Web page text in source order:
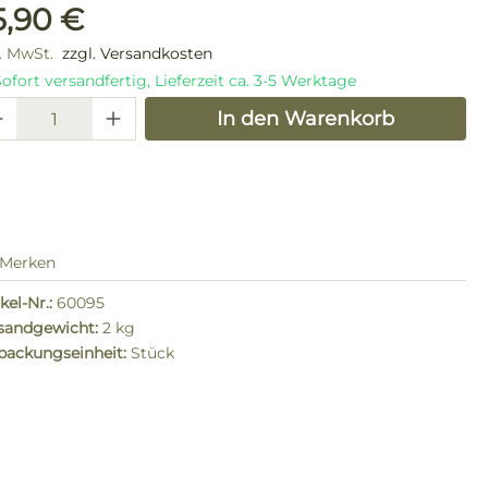
Preis:
€
MwSt. zzgl. Versandkosten
versandfertig, Lieferzeit ca. 3-5 Werktage
Anzahl: Gib denIn den Warenkorb
Merken
Nr.: 60095
2 kg
Stück